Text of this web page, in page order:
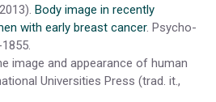
Body image in recently
with early breast cancer. Psycho-
image and appearance of human
Universities Press (trad. it.,